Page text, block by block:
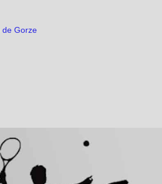
de Gorze